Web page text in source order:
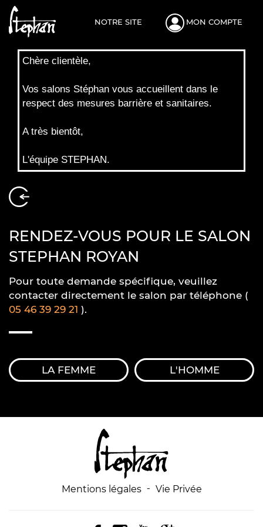
NOTRE SITE MON COMPTE
Chère clientèle,
Vos salons Stéphan vous accueillent dans le
respect des mesures barrière et sanitaires.
A très bientôt,
L'équipe STEPHAN.
RENDEZ-VOUS POUR LE SALON
STEPHAN ROYAN
Pour toute demande spécifique, veuillez
contacter directement le salon par téléphone (
05 46 39 29 21 ).
LA FEMME L'HOMME
Mentions légales - Vie Privée